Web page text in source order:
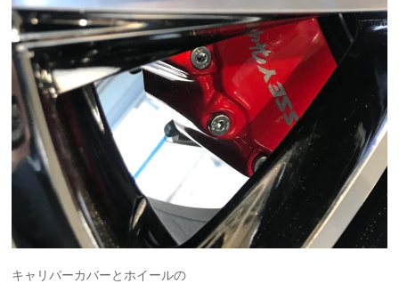
キャリパーカバーとホイールの